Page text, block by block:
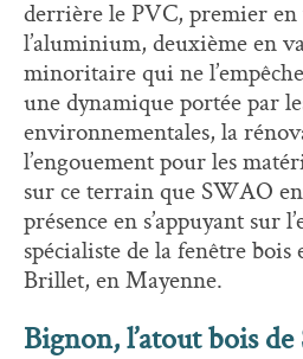
derrière le PVC, premier
l’aluminium, deuxième en
minoritaire qui ne
une dynamique portée par
environnementales, la
l’engouement pour les
sur ce terrain que SWAO
présence en s’appuyant sur
spécialiste de la fenêtre
Brillet, en Mayenne.
Bignon, l’atout bois